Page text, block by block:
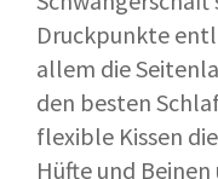
Druckpunkte
allem die
den besten
flexible Kissen
Hüfte und